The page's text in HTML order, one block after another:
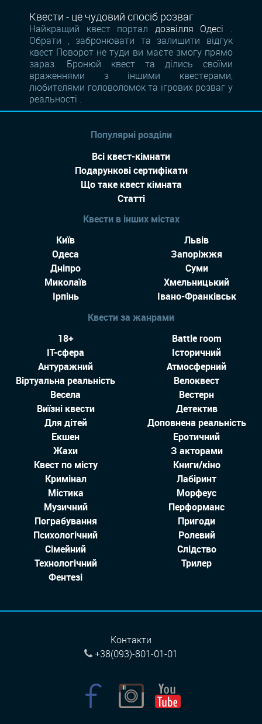
Квести - це чудовий спосіб розваг
Найкращий квест портал дозвілля Одесі .
Обрати , забронювати та залишити відгук
квест Поворот не туди ви маєте змогу прямо
зараз. Бронюй квест та ділись своїми
враженнями з іншими квестерами,
любителями головоломок та ігрових розваг у
реальності .
Популярні розділи
Всі квест-кімнати
Подарункові сертифікати
Що таке квест кімната
Статті
Квести в інших містах
Київ
Львів
Одеса
Запоріжжя
Дніпро
Суми
Миколаїв
Хмельницький
Ірпінь
Івано-Франківськ
Квести за жанрами
18+
Battle room
IT-сфера
Історичний
Антуражний
Атмосферний
Віртуальна реальність
Велоквест
Весела
Вестерн
Виїзні квести
Детектив
Для дітей
Доповнена реальність
Екшен
Еротичний
Жахи
З акторами
Квест по місту
Книги/кіно
Кримінал
Лабіринт
Містика
Морфеус
Музичний
Перформанс
Пограбування
Пригоди
Психологічний
Ролевий
Сімейний
Слідство
Технологiчний
Трилер
Фентезі
Контакти
+38(093)-801-01-01